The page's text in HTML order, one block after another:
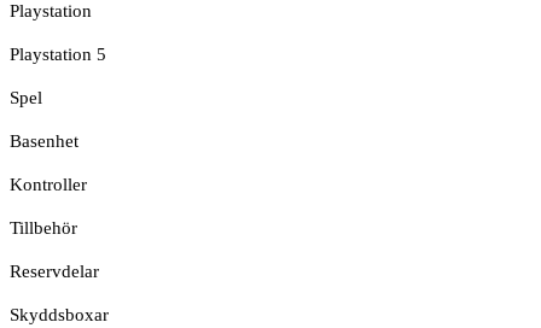
Playstation
Playstation 5
Spel
Basenhet
Kontroller
Tillbehör
Reservdelar
Skyddsboxar